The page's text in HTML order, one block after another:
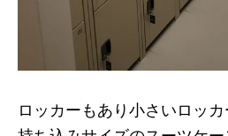
ロッカーもあり小さいロッ